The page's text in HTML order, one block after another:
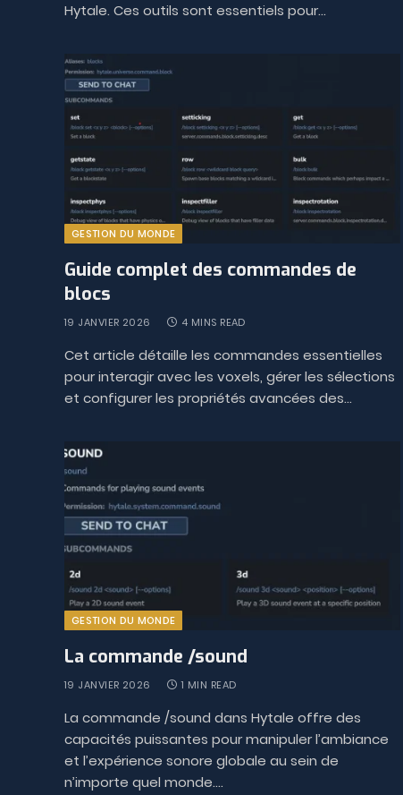
Hytale. Ces outils sont essentiels pour…
GESTION DU MONDE
Guide complet des commandes de
blocs
19 JANVIER 2026 4 MINS READ
Cet article détaille les commandes essentielles
pour interagir avec les voxels, gérer les sélections
et configurer les propriétés avancées des…
GESTION DU MONDE
La commande /sound
19 JANVIER 2026 1 MIN READ
La commande /sound dans Hytale offre des
capacités puissantes pour manipuler l’ambiance
et l’expérience sonore globale au sein de
n’importe quel monde.…